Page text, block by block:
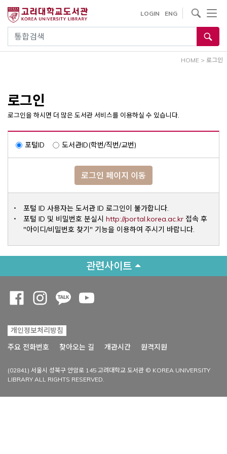
건
통합검색
LOGIN ENG
사이트내 검색
HOME > 로그인
로그인
로그인을 하시면 더 많은 도서관 서비스를 이용하실 수 있습니다.
포털ID 도서관ID(학번/직번/교번)
로그인 페이지 이동
포털 ID 사용자는 도서관 ID 로그인이 불가합니다.
포털 ID 및 비밀번호 분실시 http://portal.korea.ac.krOpens a
접속 후
"아이디/비밀번호 찾기" 기능을 이용하여 주시기 바랍니다.
관련사이트
개인정보처리방침
주요 전화번호
찾아오는 길 개관시간 원격지원
(02841) 서울시 성북구 안암로 145 고려대학교 도서관 © KOREA UNIVERSITY
LIBRARY ALL RIGHTS RESERVED.
Opens a new window
Opens a new window
Opens a new window